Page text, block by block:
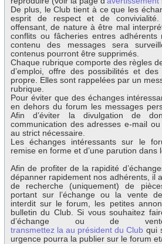
De plus, le Club tient à ce que les
esprit de respect et de convivialité.
offensant, de nature à être mal
conflits ou fâcheries entres
contenu des messages sera
contenus pourront être supprimés.
Chaque rubrique comporte des règles
d’emploi, offre des possibilités et
propre. Elles sont rappelées par un
rubrique.
Pour éviter que des échanges
en dehors du forum les messages
Afin d’éviter la divulgation de
communication des adresses e-mail
au strict nécessaire.
Les échanges intéressants sur le
remise en forme et d’une parution dans
Afin de profiter de la rapidité
dépanner rapidement nos adhérents, il
de recherche (uniquement) de
portant sur l’échange ou la vente
interdit sur le forum, les petites
bulletin du Club. Si vous souhaitez
d’échange ou de
transmettez la au président du Club qui
urgence pourra la publier sur le forum